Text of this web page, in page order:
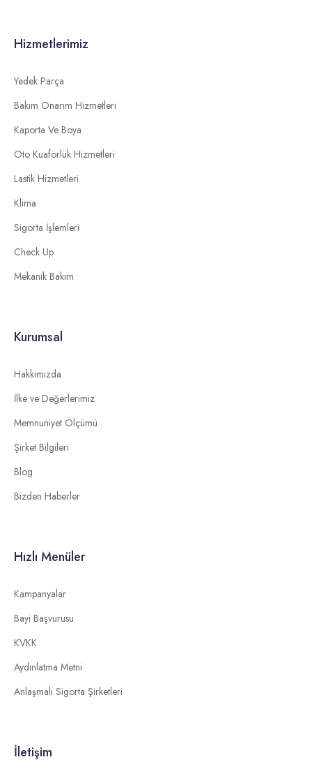
Hizmetlerimiz
Yedek Parça
Bakım Onarım Hizmetleri
Kaporta Ve Boya
Oto Kuaförlük Hizmetleri
Lastik Hizmetleri
Klima
Sigorta İşlemleri
Check Up
Mekanik Bakım
Kurumsal
Hakkımızda
İlke ve Değerlerimiz
Memnuniyet Ölçümü
Şirket Bilgileri
Blog
Bizden Haberler
Hızlı Menüler
Kampanyalar
Bayi Başvurusu
KVKK
Aydınlatma Metni
Anlaşmalı Sigorta Şirketleri
İletişim